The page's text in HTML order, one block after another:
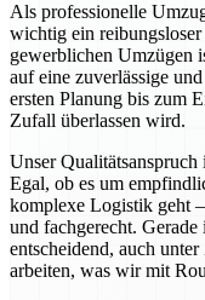
Als professionelle
wichtig ein
gewerblichen Umzügen
auf eine zuverlässige
ersten Planung bis zum
Zufall überlassen wird.
Unser Qualitätsanspruch
Egal, ob es um
komplexe Logistik geht
und fachgerecht.
entscheidend, auch
arbeiten, was wir mit